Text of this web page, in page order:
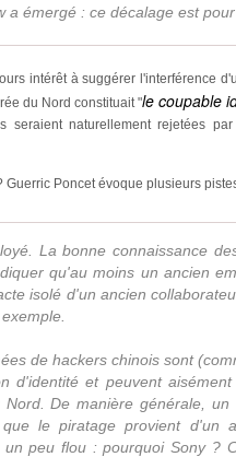
a émergé : ce décalage est
intérêt à suggérer l'interférence
du Nord constituait "le coupable
seraient naturellement rejetées
Poncet évoque plusieurs
La bonne connaissance
qu'au moins un ancien
isolé d'un ancien
de hackers chinois sont
d'identité et peuvent
De manière générale, un
que le piratage provient d'un
peu flou : pourquoi Sony ?